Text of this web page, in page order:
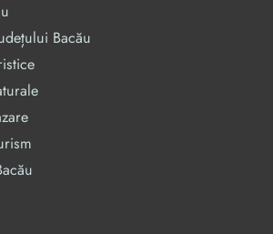
Bacău